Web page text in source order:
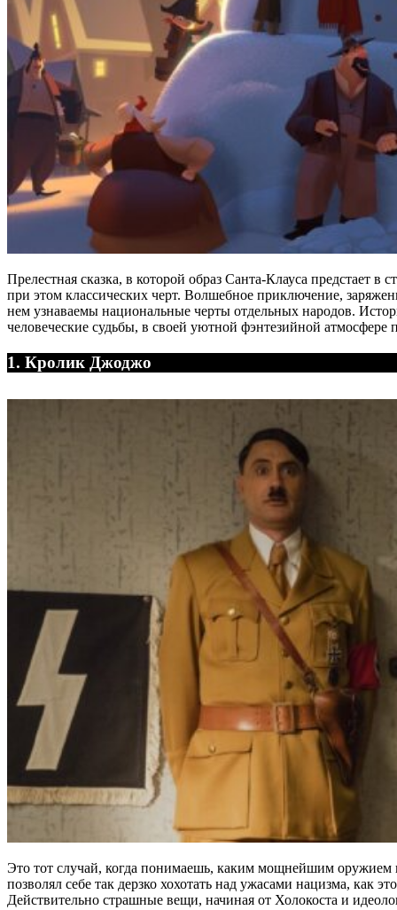
Прелестная сказка, в которой образ Санта-Клауса предстает
при этом классических черт. Волшебное приключение,
нем узнаваемы национальные черты отдельных народов.
человеческие судьбы, в своей уютной фэнтезийной
1. Кролик Джоджо
Это тот случай, когда понимаешь, каким мощнейшим
позволял себе так дерзко хохотать над ужасами нацизма, как
Действительно страшные вещи, начиная от Холокоста и